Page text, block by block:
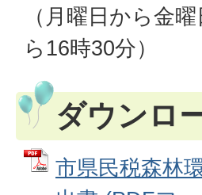
（月曜日から金曜
ら16時30分）
ダウンロ
市県民税森林